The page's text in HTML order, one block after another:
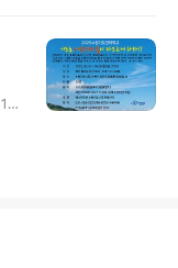
드릴 믿음의 사람들
교회 교육관 6층 -수
산교회 -화성야간학